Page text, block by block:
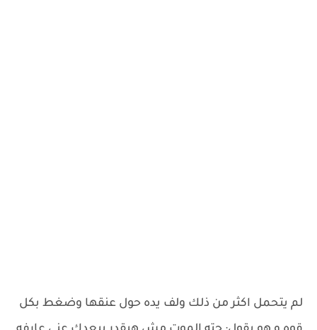
لم يتحمل اكثر من ذلك ولف يده حول عنقها وضغط بكل